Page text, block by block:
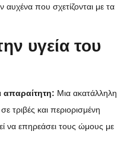
αυχένα που σχετίζονται με τα
υγεία του
απαραίτητη: Μια ακατάλληλη
τριβές και περιορισμένη
να επηρεάσει τους ώμους με